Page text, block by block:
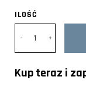
ILOŚĆ
Kup teraz i